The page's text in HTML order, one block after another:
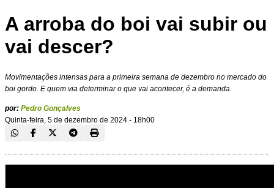
A arroba do boi vai subir ou
vai descer?
Movimentações intensas para a primeira semana de dezembro no mercado do
boi gordo. E quem via determinar o que vai acontecer, é a demanda.
por: Pedro Gonçalves
Quinta-feira, 5 de dezembro de 2024 - 18h00